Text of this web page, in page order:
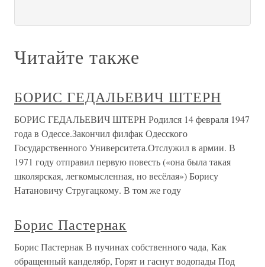
Читайте также
БОРИС ГЕДАЛЬЕВИЧ ШТЕРН
БОРИС ГЕДАЛЬЕВИЧ ШТЕРН Родился 14 февраля 1947
года в Одессе.Закончил филфак Одесского
Государственного Университета.Отслужил в армии. В
1971 году отправил первую повесть («она была такая
школярская, легкомысленная, но весёлая») Борису
Натановичу Стругацкому. В том же году
Борис Пастернак
Борис Пастернак В пучинах собственного чада, Как
обращенный канделябр, Горят и гаснут водопады Под